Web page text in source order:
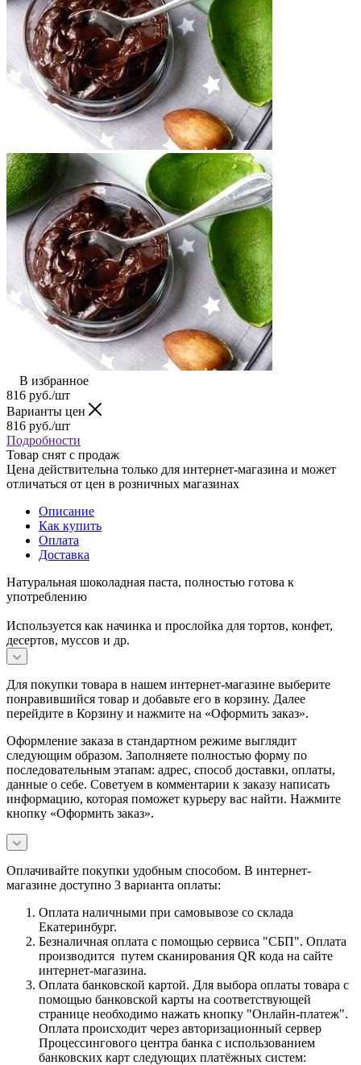
В избранное
816 руб./шт
Варианты цен
816 руб./шт
Подробности
Товар снят с продаж
Цена действительна только для интернет-магазина и может
отличаться от цен в розничных магазинах
Описание
Как купить
Оплата
Доставка
Натуральная шоколадная паста, полностью готова к
употреблению
Используется как начинка и прослойка для тортов, конфет,
десертов, муссов и др.
Для покупки товара в нашем интернет-магазине выберите
понравившийся товар и добавьте его в корзину. Далее
перейдите в Корзину и нажмите на «Оформить заказ».
Оформление заказа в стандартном режиме выглядит
следующим образом. Заполняете полностью форму по
последовательным этапам: адрес, способ доставки, оплаты,
данные о себе. Советуем в комментарии к заказу написать
информацию, которая поможет курьеру вас найти. Нажмите
кнопку «Оформить заказ».
Оплачивайте покупки удобным способом. В интернет-
магазине доступно 3 варианта оплаты:
Оплата наличными при самовывозе со склада
Екатеринбург.
Безналичная оплата с помощью сервиса "СБП". Оплата
производится путем сканирования QR кода на сайте
интернет-магазина.
Оплата банковской картой. Для выбора оплаты товара с
помощью банковской карты на соответствующей
странице необходимо нажать кнопку "Онлайн-платеж".
Оплата происходит через авторизационный сервер
Процессингового центра банка с использованием
банковских карт следующих платёжных систем: